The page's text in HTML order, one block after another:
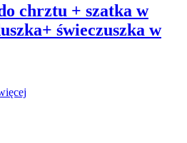
chrztu + szatka w
świeczuszka w